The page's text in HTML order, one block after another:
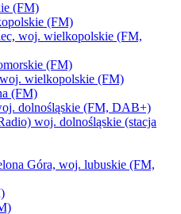
(FM)
(FM)
woj. wielkopolskie (FM,
(FM)
woj. wielkopolskie (FM)
(FM)
dolnośląskie (FM, DAB+)
woj. dolnośląskie (stacja
Góra, woj. lubuskie (FM,